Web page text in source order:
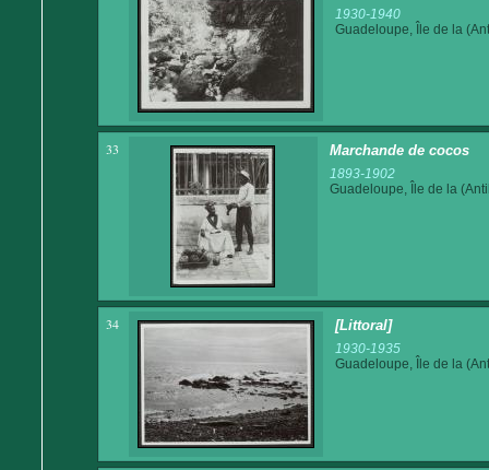
1930-1940
Guadeloupe, Île de la
33 Marchande de cocos
1893-1902
Guadeloupe, Île de la
34 [Littoral]
1930-1935
Guadeloupe, Île de la